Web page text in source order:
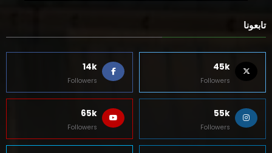
تابعونا
45k
Followers
14k
Followers
55k
Followers
65k
Followers